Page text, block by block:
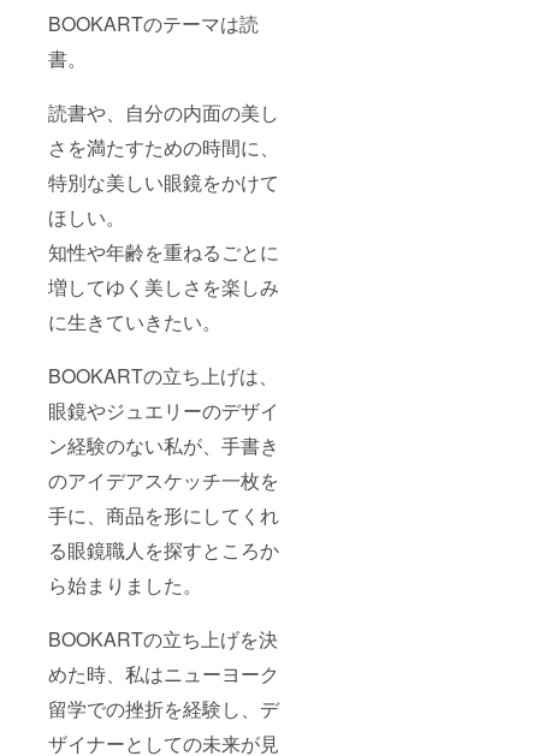
BOOKARTのテーマは読
書。
読書や、自分の内面の美し
さを満たすための時間に、
特別な美しい眼鏡をかけて
ほしい。
知性や年齢を重ねるごとに
増してゆく美しさを楽しみ
に生きていきたい。
BOOKARTの立ち上げは、
眼鏡やジュエリーのデザイ
ン経験のない私が、手書き
のアイデアスケッチ一枚を
手に、商品を形にしてくれ
る眼鏡職人を探すところか
ら始まりました。
BOOKARTの立ち上げを決
めた時、私はニューヨーク
留学での挫折を経験し、デ
ザイナーとしての未来が見